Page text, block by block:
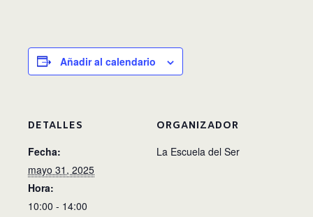
Añadir al calendario
DETALLES
Fecha:
mayo 31, 2025
Hora:
10:00 - 14:00
ORGANIZADOR
La Escuela del Ser